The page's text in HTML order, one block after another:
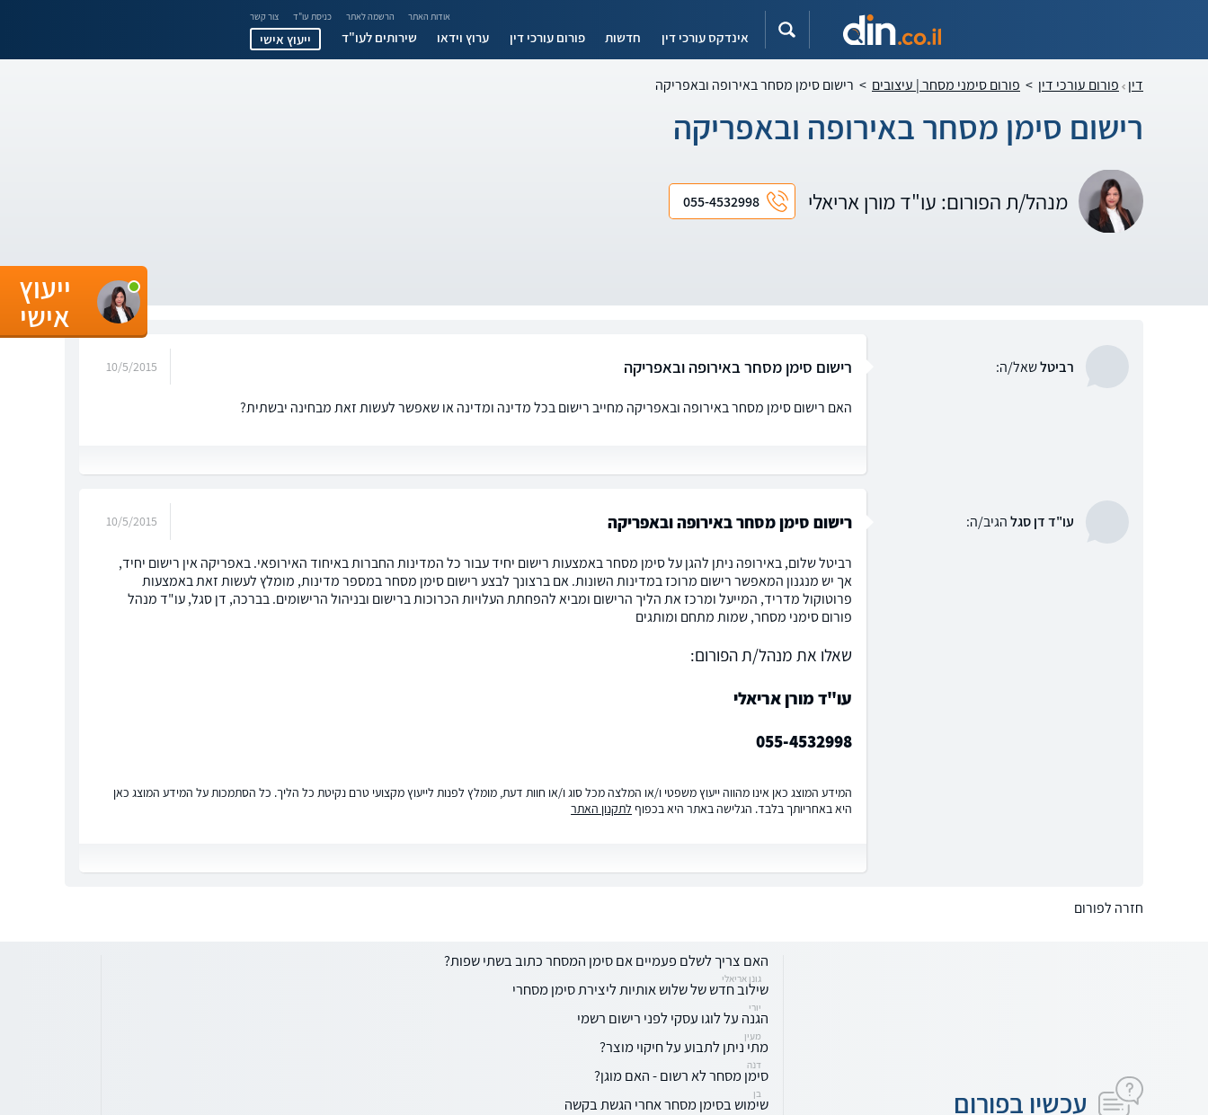
אודות האתר הרשמה לאתר כניסת עו"ד צור קשר
אינדקס עורכי דין חדשות פורום עורכי דין ערוץ וידאו שירותים לעו"ד ייעוץ אישי
דין פורום עורכי דין > פורום סימני מסחר | עיצובים > רישום סימן מסחר באירופה ובאפריקה
רישום סימן מסחר באירופה ובאפריקה
מנהל/ת הפורום: עו"ד מורן אריאלי 055-4532998
רביטלשאל/ה: רישום סימן מסחר באירופה ובאפריקה 10/5/2015
האם רישום סימן מסחר באירופה ובאפריקה מחייב רישום בכל מדינה ומדינה או שאפשר לעשות זאת מבחינה יבשתית?
עו"ד דן סגלהגיב/ה: רישום סימן מסחר באירופה ובאפריקה 10/5/2015
רביטל שלום, באירופה ניתן להגן על סימן מסחר באמצעות רישום יחיד עבור כל המדינות החברות באיחוד האירופאי. באפריקה אין רישום יחיד,
אך יש מנגנון המאפשר רישום מרוכז במדינות השונות. אם ברצונך לבצע רישום סימן מסחר במספר מדינות, מומלץ לעשות זאת באמצעות
פרוטוקול מדריד, המייעל ומרכז את הליך הרישום ומביא להפחתת העלויות הכרוכות ברישום ובניהול הרישומים. בברכה, דן סגל, עו"ד מנהל
פורום סימני מסחר, שמות מתחם ומותגים
שאלו את מנהל/ת הפורום:
עו"ד מורן אריאלי
055-4532998
המידע המוצג כאן אינו מהווה ייעוץ משפטי ו/או המלצה מכל סוג ו/או חוות דעת, מומלץ לפנות לייעוץ מקצועי טרם נקיטת כל הליך. כל הסתמכות על המידע המוצג כאן
היא באחריותך בלבד. הגלישה באתר היא בכפוף לתקנון האתר
חזרה לפורום
עכשיו בפורום
האם צריך לשלם פעמיים אם סימן המסחר כתוב בשתי שפות?
גונן אריאלי
שילוב חדש של שלוש אותיות ליצירת סימן מסחרי
יורי
הגנה על לוגו עסקי לפני רישום רשמי
מעין
מתי ניתן לתבוע על חיקוי מוצר?
דנה
סימן מסחר לא רשום - האם מוגן?
בן
שימוש בסימן מסחר אחרי הגשת בקשה
ייעוץ
אישי